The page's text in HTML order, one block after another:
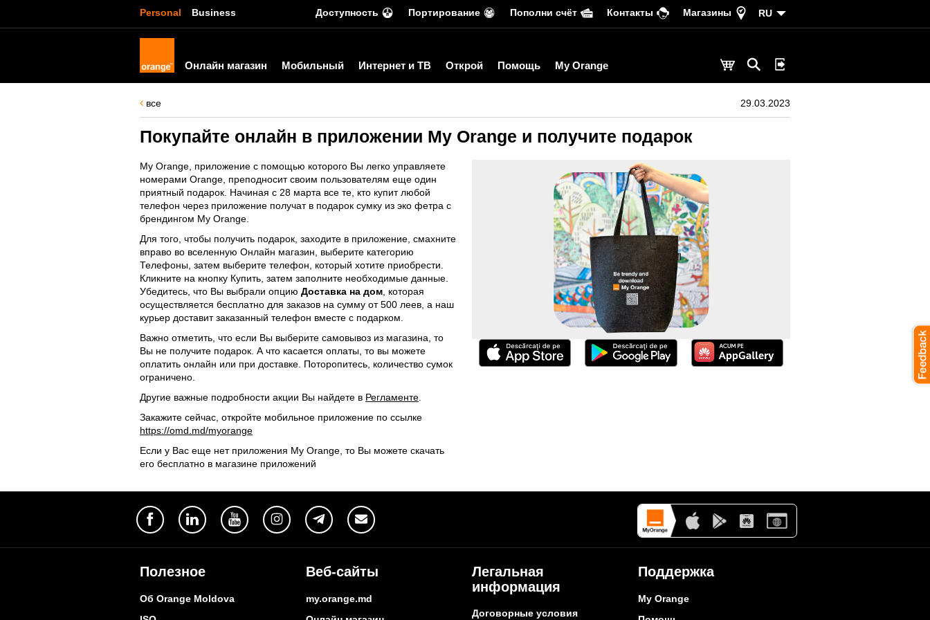
Personal Business Доступность Портирование Пополни счёт Контакты Магазины RU
Онлайн магазин Мобильный Интернет и ТВ Открой Помощь My Orange
все 29.03.2023
Покупайте онлайн в приложении My Orange и получите подарок
My Orange, приложение с помощью которого Вы легко управляете
номерами Orange, преподносит своим пользователям еще один
приятный подарок. Начиная с 28 марта все те, кто купит любой
телефон через приложение получат в подарок сумку из эко фетра с
брендингом My Orange.
Для того, чтобы получить подарок, заходите в приложение, смахните
вправо во вселенную Онлайн магазин, выберите категорию
Телефоны, затем выберите телефон, который хотите приобрести.
Кликните на кнопку Купить, затем заполните необходимые данные.
Убедитесь, что Вы выбрали опцию Доставка на дом , которая
осуществляется бесплатно для заказов на сумму от 500 леев, а наш
курьер доставит заказанный телефон вместе с подарком.
Важно отметить, что если Вы выберите самовывоз из магазина, то
Вы не получите подарок. А что касается оплаты, то вы можете
оплатить онлайн или при доставке. Поторопитесь, количество сумок
ограничено.
Другие важные подробности акции Вы найдете в Регламенте
Закажите сейчас, откройте мобильное приложение по ссылке
https://omd.md/myorange
Если у Вас еще нет приложения My Orange, то Вы можете скачать
его бесплатно в магазине приложений
Полезное
Об Orange Moldova
Веб-сайты
my.orange.md
Легальная
информация
Договорные условия
Поддержка
My Orange